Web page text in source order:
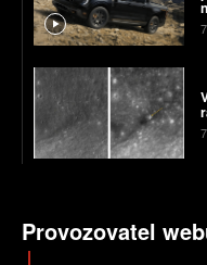
Provozovatel